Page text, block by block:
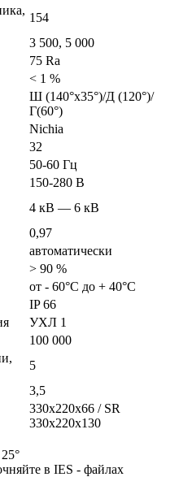
154
3 500, 5 000
75 Ra
< 1 %
Ш (140°х35°)/Д (120°)/
Г(60°)
Nichia
32
50-60 Гц
150-280 В
4 кВ — 6 кВ
0,97
автоматически
> 90 %
от - 60°C до + 40°C
IP 66
УХЛ 1
100 000
5
3,5
330х220х66 / SR
330x220x130
в IES - файлах